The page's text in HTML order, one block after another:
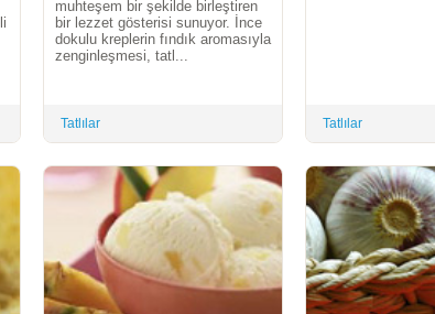
muhteşem bir şekilde birleştiren
bir lezzet gösterisi sunuyor. İnce
dokulu kreplerin fındık aromasıyla
zenginleşmesi, tatl...
Tatlılar Tatlılar